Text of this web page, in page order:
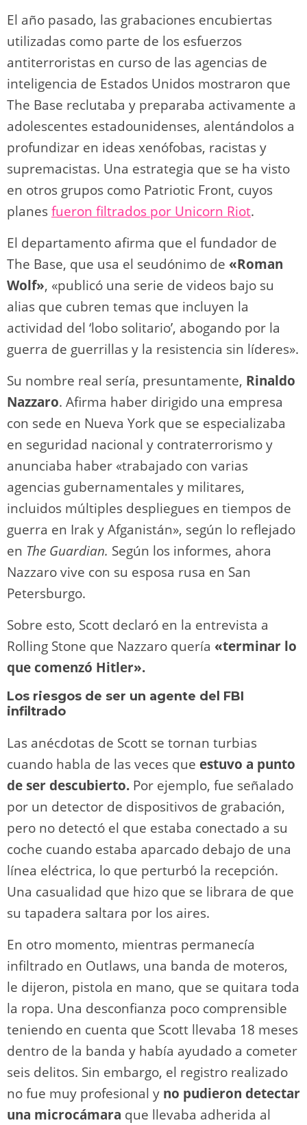
El año pasado, las grabaciones encubiertas
utilizadas como parte de los esfuerzos
antiterroristas en curso de las agencias de
inteligencia de Estados Unidos mostraron que
The Base reclutaba y preparaba activamente a
adolescentes estadounidenses, alentándolos a
profundizar en ideas xenófobas, racistas y
supremacistas. Una estrategia que se ha visto
en otros grupos como Patriotic Front, cuyos
planesfueron filtrados por Unicorn Riot.
El departamento afirma que el fundador de
The Base, que usa el seudónimo de «Roman
Wolf», «publicó una serie de videos bajo su
alias que cubren temas que incluyen la
actividad del ‘lobo solitario’, abogando por la
guerra de guerrillas y la resistencia sin líderes».
Su nombre real sería, presuntamente, Rinaldo
Nazzaro. Afirma haber dirigido una empresa
con sede en Nueva York que se especializaba
en seguridad nacional y contraterrorismo y
anunciaba haber «trabajado con varias
agencias gubernamentales y militares,
incluidos múltiples despliegues en tiempos de
guerra en Irak y Afganistán», según lo reflejado
en The Guardian. Según los informes, ahora
Nazzaro vive con su esposa rusa en San
Petersburgo.
Sobre esto, Scott declaró en la entrevista a
Rolling Stone que Nazzaro quería «terminar lo
que comenzó Hitler».
Los riesgos de ser un agente del FBI
infiltrado
Las anécdotas de Scott se tornan turbias
cuando habla de las veces que estuvo a punto
de ser descubierto. Por ejemplo, fue señalado
por un detector de dispositivos de grabación,
pero no detectó el que estaba conectado a su
coche cuando estaba aparcado debajo de una
línea eléctrica, lo que perturbó la recepción.
Una casualidad que hizo que se librara de que
su tapadera saltara por los aires.
En otro momento, mientras permanecía
infiltrado en Outlaws, una banda de moteros,
le dijeron, pistola en mano, que se quitara toda
la ropa. Una desconfianza poco comprensible
teniendo en cuenta que Scott llevaba 18 meses
dentro de la banda y había ayudado a cometer
seis delitos. Sin embargo, el registro realizado
no fue muy profesional y no pudieron detectar
una microcámara que llevaba adherida al